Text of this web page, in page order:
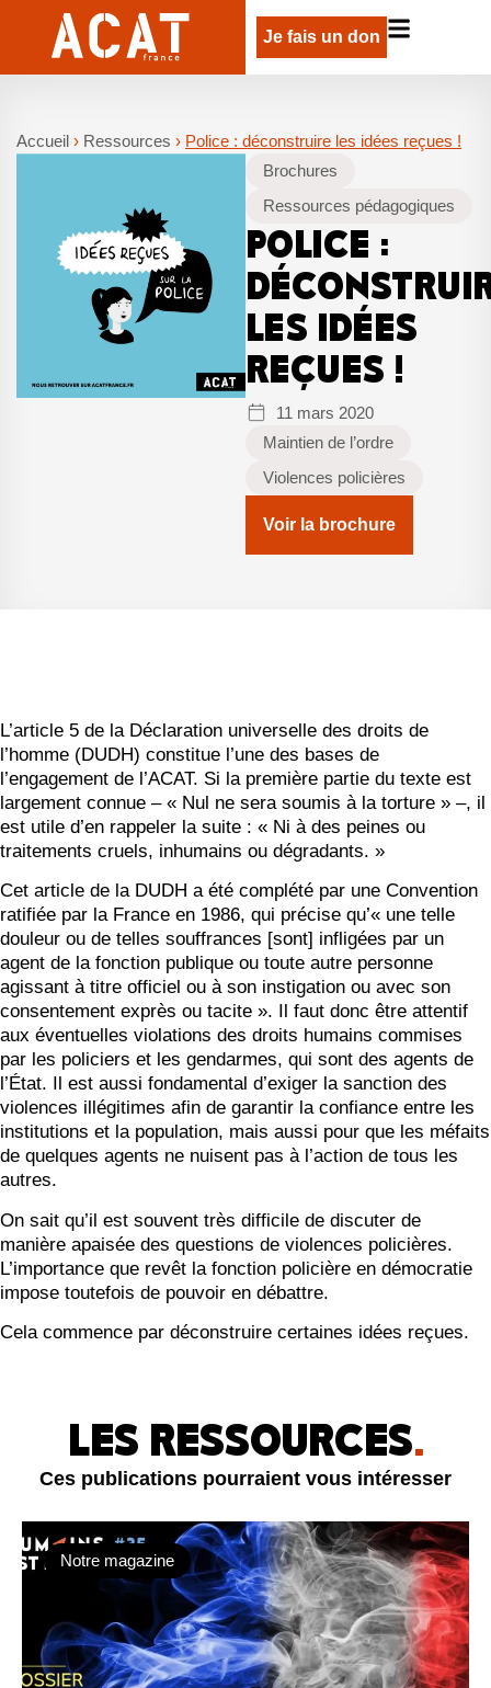
Je fais un don
Accueil › Ressources › Police : déconstruire les idées reçues !
Brochures
Ressources pédagogiques
POLICE :
LES IDÉES
REÇUES !
11 mars 2020
Maintien de l’ordre
Violences policières
Voir la brochure
L’article 5 de la Déclaration universelle des droits de
l’homme (DUDH) constitue l’une des bases de
l’engagement de l’ACAT. Si la première partie du texte est
largement connue – « Nul ne sera soumis à la torture » –, il
est utile d’en rappeler la suite : « Ni à des peines ou
traitements cruels, inhumains ou dégradants. »
Cet article de la DUDH a été complété par une Convention
ratifiée par la France en 1986, qui précise qu’« une telle
douleur ou de telles souffrances [sont] infligées par un
agent de la fonction publique ou toute autre personne
agissant à titre officiel ou à son instigation ou avec son
consentement exprès ou tacite ». Il faut donc être attentif
aux éventuelles violations des droits humains commises
par les policiers et les gendarmes, qui sont des agents de
l’État. Il est aussi fondamental d’exiger la sanction des
violences illégitimes afin de garantir la confiance entre les
institutions et la population, mais aussi pour que les méfaits
de quelques agents ne nuisent pas à l’action de tous les
autres.
On sait qu’il est souvent très difficile de discuter de
manière apaisée des questions de violences policières.
L’importance que revêt la fonction policière en démocratie
impose toutefois de pouvoir en débattre.
Cela commence par déconstruire certaines idées reçues.
LES RESSOURCES.
Ces publications pourraient vous intéresser
Notre magazine